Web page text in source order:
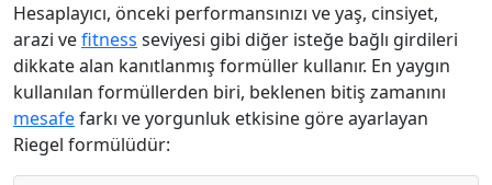
Hesaplayıcı, önceki performansınızı ve yaş, cinsiyet,
arazi vefitness seviyesi gibi diğer isteğe bağlı girdileri
dikkate alan kanıtlanmış formüller kullanır. En yaygın
kullanılan formüllerden biri, beklenen bitiş zamanını
mesafefarkı ve yorgunluk etkisine göre ayarlayan
Riegel formülüdür: